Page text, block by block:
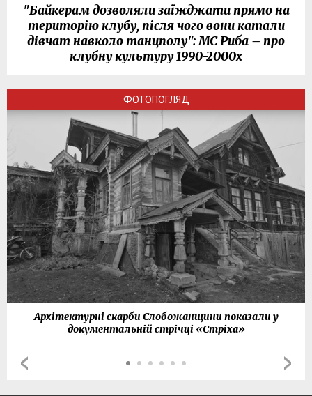
"Байкерам дозволяли заїжджати прямо на
територію клубу, після чого вони катали
дівчат навколо танцполу": МС Риба – про
клубну культуру 1990-2000х
ФОТОПОГЛЯД
Архітектурні скарби Слобожанщини показали у
документальній стрічці «Стріха»